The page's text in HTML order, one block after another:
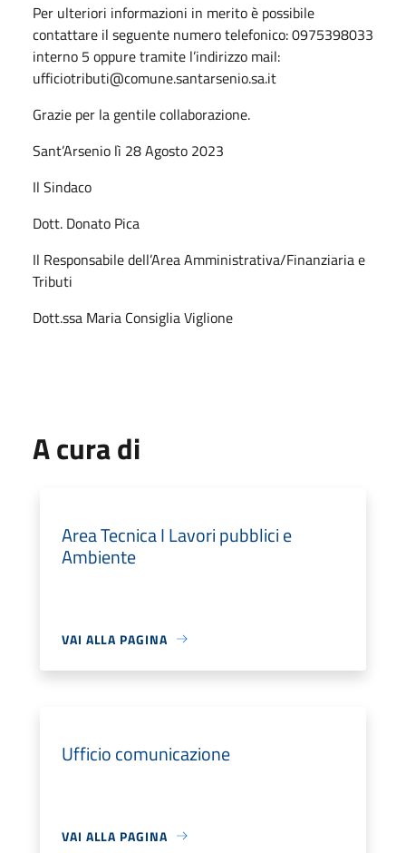
Per ulteriori informazioni in merito è possibile
contattare il seguente numero telefonico: 0975398033
interno 5 oppure tramite l’indirizzo mail:
ufficiotributi@comune.santarsenio.sa.it
Grazie per la gentile collaborazione.
Sant’Arsenio lì 28 Agosto 2023
Il Sindaco
Dott. Donato Pica
Il Responsabile dell’Area Amministrativa/Finanziaria e
Tributi
Dott.ssa Maria Consiglia Viglione
A cura di
Area Tecnica I Lavori pubblici e
Ambiente
VAI ALLA PAGINA
Ufficio comunicazione
VAI ALLA PAGINA